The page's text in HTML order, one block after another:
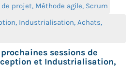
projet, Méthode agile, Scrum
Industrialisation, Achats,
sessions de
et Industrialisation,